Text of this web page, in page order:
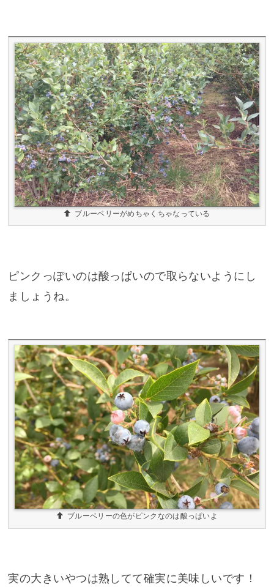
ブルーベリーがめちゃくちゃなっている
ピンクっぽいのは酸っぱいので取らないようにし
ましょうね。
ブルーベリーの色がピンクなのは酸っぱいよ
実の大きいやつは熟してて確実に美味しいです！